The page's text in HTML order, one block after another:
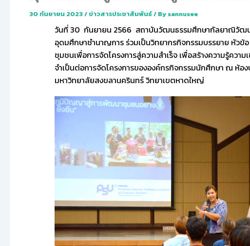
30 กันยายน 2023 / ข่าวสารประชาสัมพันธ์/ By sannusee
วันที่ 30 กันยายน 2566 สถาบันวัฒนธรรมศึกษากัลยาณิวัฒน
อุดมศึกษาชำนาญการ ร่วมเป็นวิทยากรกิจกรรมบรรยาย หัว
ชุมชนเพื่อการจัดโครงการสู่ความสำเร็จ เพื่อสร้างความรู้ค
จำเป็นต่อการจัดโครงการขององค์กรกิจกรรมนักศึกษา ณ
มหาวิทยาลัยสงขลานครินทร์ วิทยาเขตหาดใหญ่